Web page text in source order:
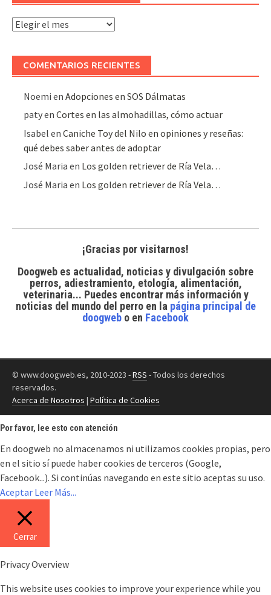
Archivo
COMENTARIOS RECIENTES
Noemi enAdopciones en SOS Dálmatas
patyenCortes en las almohadillas, cómo actuar
Isabel enCaniche Toy del Nilo en opiniones y reseñas:
qué debes saber antes de adoptar
José Maria en Los golden retriever de Ría Vela…
José Maria en Los golden retriever de Ría Vela…
¡Gracias por visitarnos!
Doogweb es actualidad, noticias y divulgación sobre
perros, adiestramiento, etología, alimentación,
veterinaria... Puedes encontrar más información y
noticias del mundo del perroen la página principal de
doogweb o en Facebook
© www.doogweb.es, 2010-2023 -RSS - Todos los derechos
reservados.
Acerca de Nosotros | Política de Cookies
Por favor, lee esto con atención
En doogweb no almacenamos ni utilizamos cookies propias, pero
en el sitio sí puede haber cookies de terceros (Google,
Facebook...). Si continúas navegando en este sitio aceptas su uso.
Aceptar Leer Más...
Cerrar
Privacy Overview
This website uses cookies to improve your experience while you